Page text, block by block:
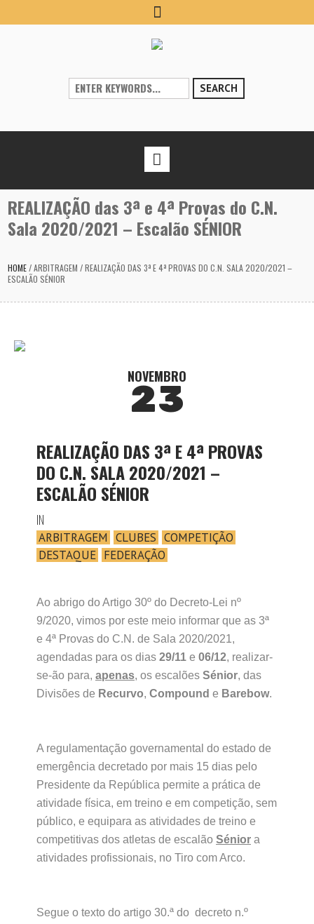
SEARCH
REALIZAÇÃO das 3ª e 4ª Provas do C.N.
Sala 2020/2021 – Escalão SÉNIOR
HOME/ARBITRAGEM /REALIZAÇÃO DAS 3ª E 4ª PROVAS DO C.N. SALA 2020/2021 –
ESCALÃO SÉNIOR
NOVEMBRO
23
REALIZAÇÃO DAS 3ª E 4ª PROVAS
DO C.N. SALA 2020/2021 –
ESCALÃO SÉNIOR
IN
ARBITRAGEM CLUBES COMPETIÇÃO
DESTAQUE FEDERAÇÃO
Ao abrigo do Artigo 30º do Decreto-Lei nº
9/2020, vimos por este meio informar que as 3ª
e 4ª Provas do C.N. de Sala 2020/2021,
agendadas para os dias 29/11 e 06/12, realizar-
se-ão para, apenas, os escalões Sénior, das
Divisões de Recurvo, Compound e Barebow.
A regulamentação governamental do estado de
emergência decretado por mais 15 dias pelo
Presidente da República permite a prática de
atividade física, em treino e em competição, sem
público, e equipara as atividades de treino e
competitivas dos atletas de escalão Sénior a
atividades profissionais, no Tiro com Arco.
Segue o texto do artigo 30.ª do decreto n.º